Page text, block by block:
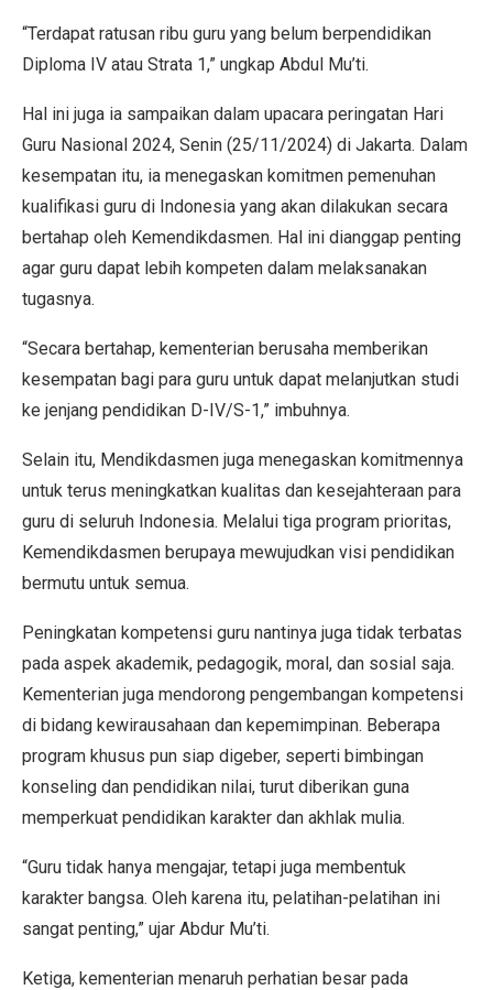
“Terdapat ratusan ribu guru yang belum berpendidikan
Diploma IV atau Strata 1,” ungkap Abdul Mu’ti.
Hal ini juga ia sampaikan dalam upacara peringatan Hari
Guru Nasional 2024, Senin (25/11/2024) di Jakarta. Dalam
kesempatan itu, ia menegaskan komitmen pemenuhan
kualifikasi guru di Indonesia yang akan dilakukan secara
bertahap oleh Kemendikdasmen. Hal ini dianggap penting
agar guru dapat lebih kompeten dalam melaksanakan
tugasnya.
“Secara bertahap, kementerian berusaha memberikan
kesempatan bagi para guru untuk dapat melanjutkan studi
ke jenjang pendidikan D-IV/S-1,” imbuhnya.
Selain itu, Mendikdasmen juga menegaskan komitmennya
untuk terus meningkatkan kualitas dan kesejahteraan para
guru di seluruh Indonesia. Melalui tiga program prioritas,
Kemendikdasmen berupaya mewujudkan visi pendidikan
bermutu untuk semua.
Peningkatan kompetensi guru nantinya juga tidak terbatas
pada aspek akademik, pedagogik, moral, dan sosial saja.
Kementerian juga mendorong pengembangan kompetensi
di bidang kewirausahaan dan kepemimpinan. Beberapa
program khusus pun siap digeber, seperti bimbingan
konseling dan pendidikan nilai, turut diberikan guna
memperkuat pendidikan karakter dan akhlak mulia.
“Guru tidak hanya mengajar, tetapi juga membentuk
karakter bangsa. Oleh karena itu, pelatihan-pelatihan ini
sangat penting,” ujar Abdur Mu’ti.
Ketiga, kementerian menaruh perhatian besar pada